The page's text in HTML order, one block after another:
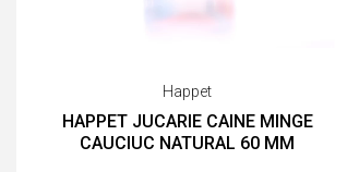
Happet
HAPPET JUCARIE CAINE MINGE
CAUCIUC NATURAL 60 MM